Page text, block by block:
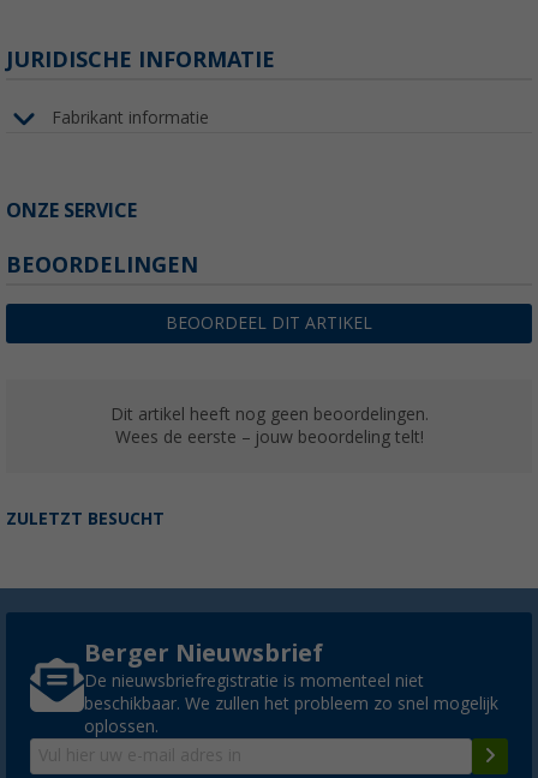
JURIDISCHE INFORMATIE
Fabrikant informatie
ONZE SERVICE
BEOORDELINGEN
BEOORDEEL DIT ARTIKEL
Dit artikel heeft nog geen beoordelingen.
Wees de eerste – jouw beoordeling telt!
ZULETZT BESUCHT
Berger Nieuwsbrief
De nieuwsbriefregistratie is momenteel niet
beschikbaar. We zullen het probleem zo snel mogelijk
oplossen.